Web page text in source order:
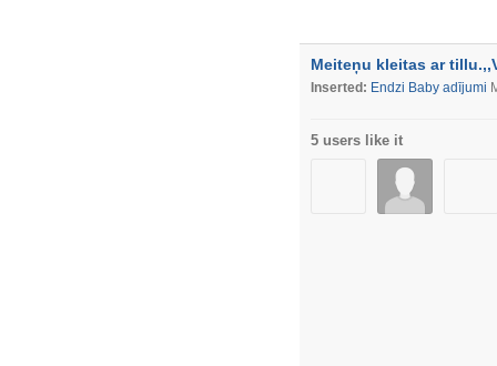
Meiteņu kleitas ar
Inserted: Endzi Baby adījumi
5 users like it